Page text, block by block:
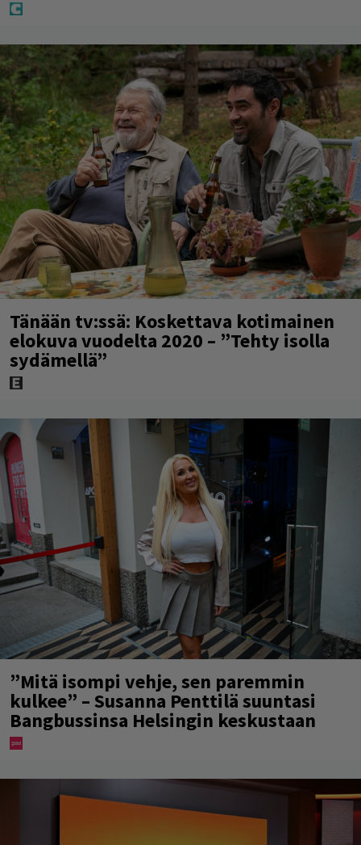
Tänään tv:ssä: Koskettava kotimainen
elokuva vuodelta 2020 – ”Tehty isolla
sydämellä”
”Mitä isompi vehje, sen paremmin
kulkee” – Susanna Penttilä suuntasi
Bangbussinsa Helsingin keskustaan